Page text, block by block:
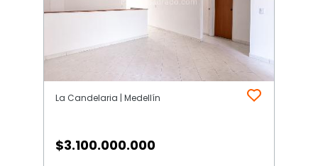
La Candelaria | Medellín
$3.100.000.000